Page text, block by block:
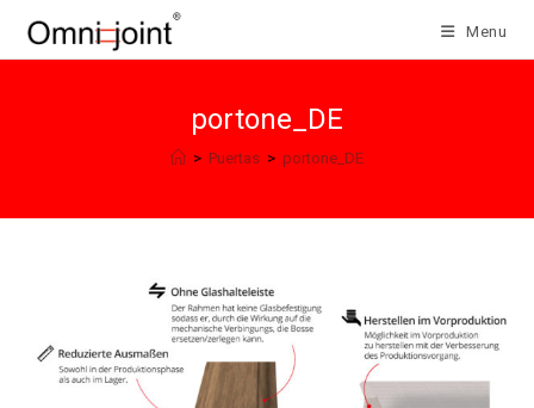
Menu
portone_DE
> Puertas > portone_DE